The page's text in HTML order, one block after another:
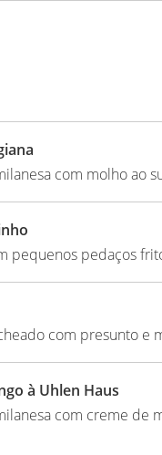
com molho ao
pequenos pedaços
com presunto e
à Uhlen Haus
com creme de